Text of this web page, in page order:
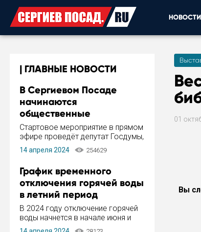
НОВОСТИ
ГЛАВНЫЕ НОВОСТИ
В Сергиевом Посаде
начинаются
общественные
обсуждения Стратегии
развития города
Стартовое мероприятие в прямом
эфире проведёт депутат Госдумы,
инициатор и автор Концепции
развития Сергиева Посада и
Пахомов.
14 апреля 2024 254629
График временного
отключения горячей воды
в летний период
В 2024 году отключение горячей
воды начнется в начале июня и
завершится в конце августа.
01
Вы